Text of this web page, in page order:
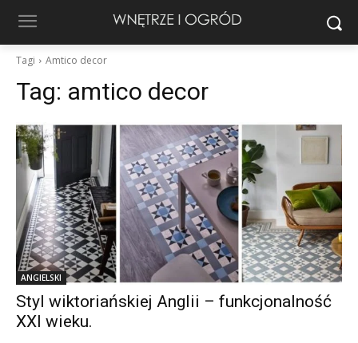
Tagi Amtico decor
Tag: amtico decor
ANGIELSKI
Styl wiktoriańskiej Anglii – funkcjonalność
XXI wieku.